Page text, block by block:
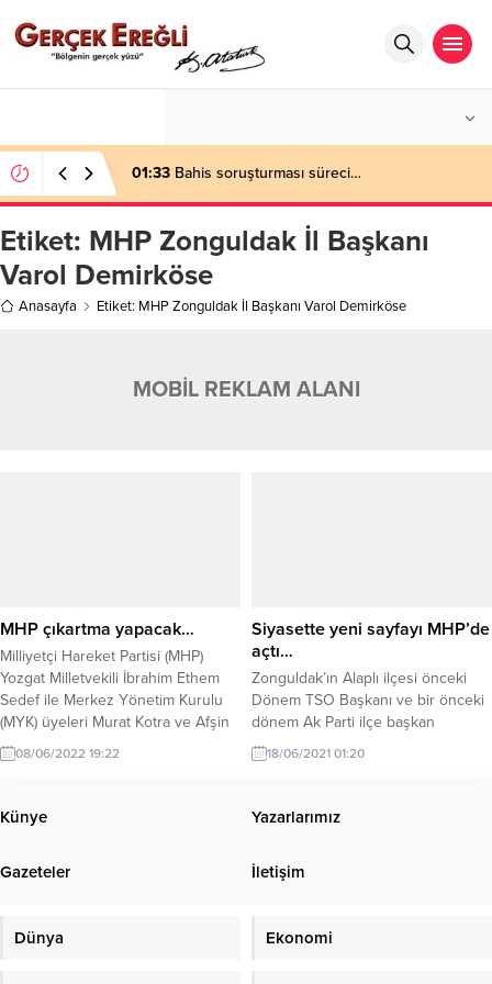
01:33 Bahis soruşturması süreci…
Etiket: MHP Zonguldak İl Başkanı
Varol Demirköse
Anasayfa Etiket: MHP Zonguldak İl Başkanı Varol Demirköse
MOBİL REKLAM ALANI
MHP çıkartma yapacak…
Milliyetçi Hareket Partisi (MHP)
Yozgat Milletvekili İbrahim Ethem
Sedef ile Merkez Yönetim Kurulu
(MYK) üyeleri Murat Kotra ve Afşin
Biber’in, 10-11-12 Haziran
tarihlerinde Zonguldak’ta ‘’Adım
Aydınlatma’’temalı ziyaretlerde
bulunacakları bildirildi.
08/06/2022 19:22
Siyasette yeni sayfayı MHP’de
açtı…
Zonguldak’ın Alaplı ilçesi önceki
Dönem TSO Başkanı ve bir önceki
dönem Ak Parti ilçe başkan
adaylarından İsmail Öztürk
beraberinde ki 105 kişi ile Milliyetçi
üyelerin rozetlerini MHP İl Başkanı
Başkanı Erol Oktay, bugün ilçe
18/06/2021 01:20
Künye Yazarlarımız
Gazeteler İletişim
Dünya Ekonomi